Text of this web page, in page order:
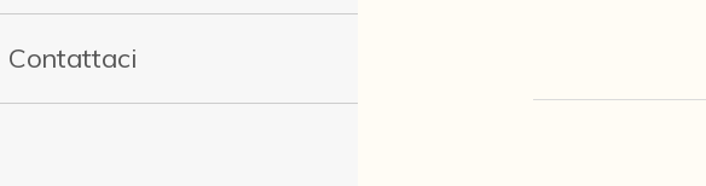
Contattaci